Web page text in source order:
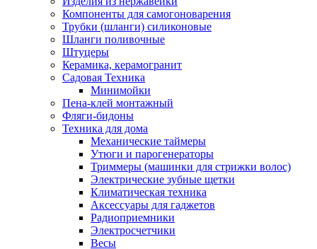
Компоненты для самогоноварения
Трубки (шланги) силиконовые
Шланги поливочные
Штуцеры
Керамика, керамогранит
Садовая Техника
Минимойки
Пена-клей монтажный
Фляги-бидоны
Техника для дома
Механические таймеры
Утюги и парогенераторы
Триммеры (машинки для стрижки волос)
Электрические зубные щетки
Климатическая техника
Аксессуары для гаджетов
Радиоприемники
Электросчетчики
Весы